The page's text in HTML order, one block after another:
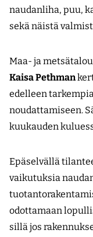
naudanliha, puu,
sekä näistä
Maa- ja
Kaisa Pethman
edelleen
noudattamiseen.
kuukauden
Epäselvällä
vaikutuksia
odottamaan
sillä jos